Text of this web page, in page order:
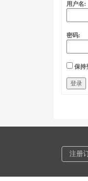
用户名:
密码:
保持
登录
注册